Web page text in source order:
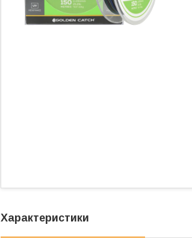
Характеристики